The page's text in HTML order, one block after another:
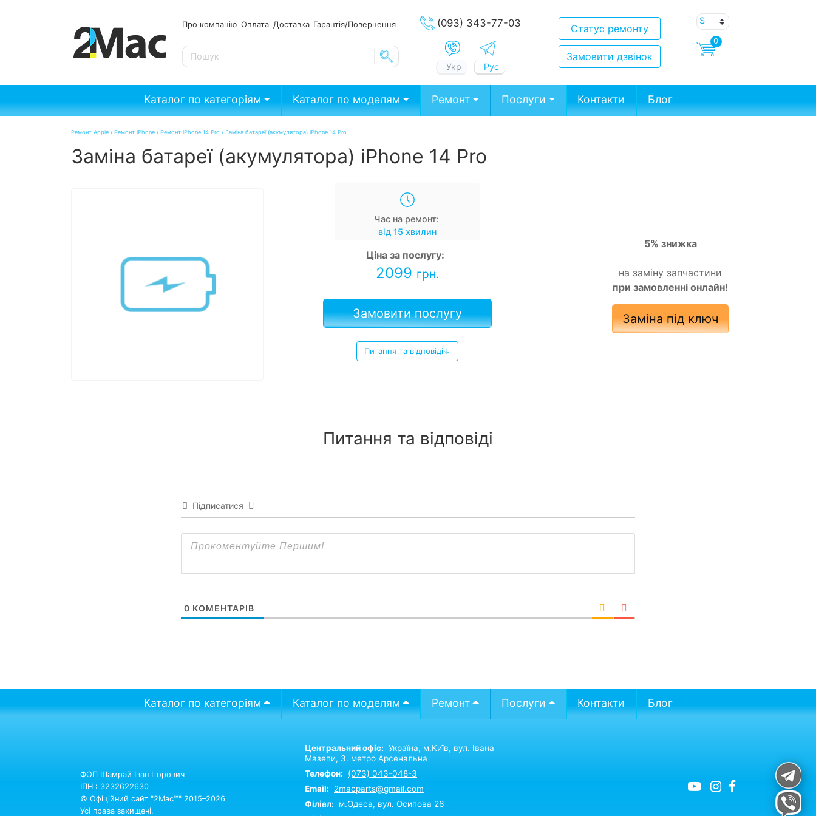
Про компанію Оплата Доставка Гарантія/Повернення
SE
(093) 343-77-03
Укр Рус
Статус ремонту
Замовити дзвінок
0
Каталог по категоріям Каталог по моделям Ремонт Послуги Контакти Блог
Ремонт Apple / Ремонт iPhone / Ремонт iPhone 14 Pro / Заміна батареї (акумулятора) iPhone 14 Pro
Заміна батареї (акумулятора) iPhone 14 Pro
Час на ремонт:
від 15 хвилин
Ціна за послугу:
2099 грн.
Замовити послугу
Питання та відповіді↓
5% знижка
на заміну запчастини
при замовленні онлайн!
Заміна під ключ
Питання та відповіді
Підписатися
0 КОМЕНТАРІВ
Каталог по категоріям Каталог по моделям Ремонт Послуги Контакти Блог
ФОП Шамрай Іван Ігорович
ІПН : 3232622630
© Офіційний сайт "2Mac™" 2015–2026
Усі права захищені.
Центральний офіс: Україна, м.Київ, вул. Івана
Мазепи, 3. метро Арсенальна
Телефон:
(073) 043-048-3
Email:
2macparts@gmail.com
Філіал:
м.Одеса, вул. Осипова 26